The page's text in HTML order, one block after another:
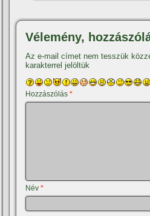
Vélemény,
Az e-mail címet nem tesszük
karakterrel jelöltük
Hozzászólás*
Név*